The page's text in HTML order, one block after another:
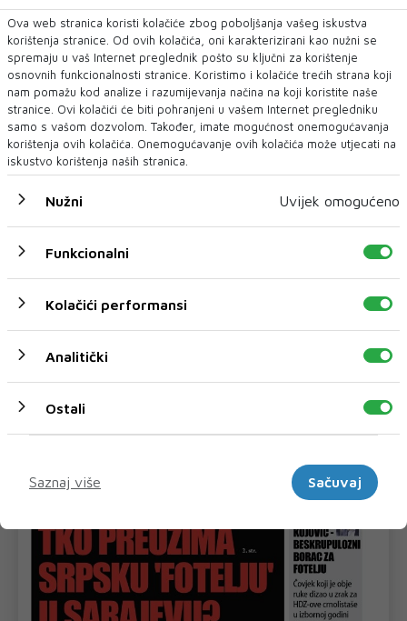
MOSTAR LANA PUDAR Bazen
NAJNOVIJE NAJČITANIJE
Shein je u četiri godine izgubio gotovo 80
milijardi dolara vrijednosti
Jedna od najvrjednijih svjetskih startup kompanija prije samo
nekoliko godina vrijedila ...
Ova web stranica koristi kolačiće zbog poboljšanja vašeg iskustva
korištenja stranice. Od ovih kolačića, oni karakterizirani kao nužni se
spremaju u vaš Internet preglednik pošto su ključni za korištenje
osnovnih funkcionalnosti stranice. Koristimo i kolačiće trećih strana koji
nam pomažu kod analize i razumijevanja načina na koji koristite naše
stranice. Ovi kolačići će biti pohranjeni u vašem Internet pregledniku
samo s vašom dozvolom. Također, imate mogućnost onemogućavanja
korištenja ovih kolačića. Onemogućavanje ovih kolačića može utjecati na
iskustvo korištenja naših stranica.
Nužni Uvijek omogućeno
Funkcionalni
Kolačići performansi
Analitički
Ostali
Saznaj više
Sačuvaj